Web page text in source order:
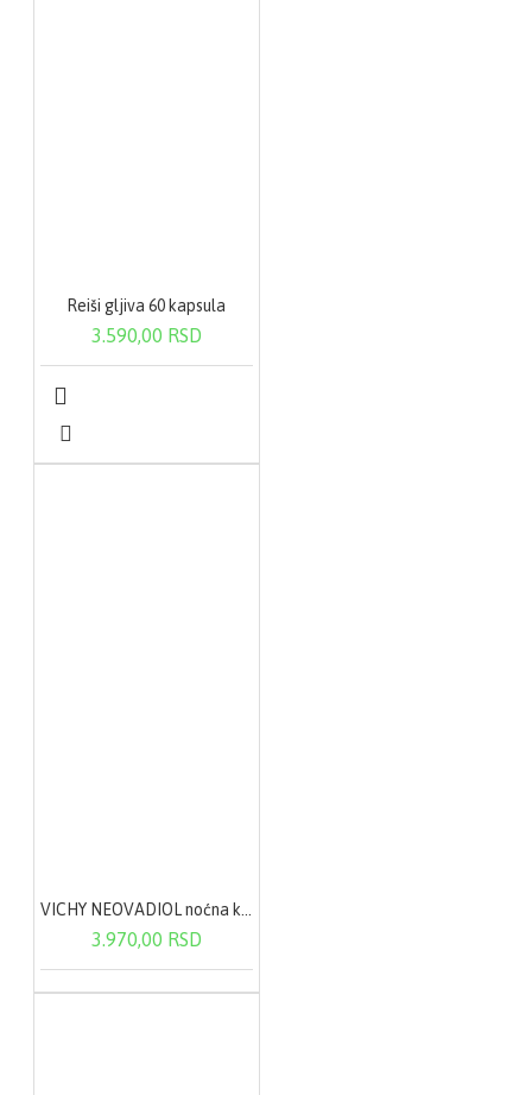
Reiši gljiva 60 kapsula
3.590,00 RSD
3.970,00 RSD